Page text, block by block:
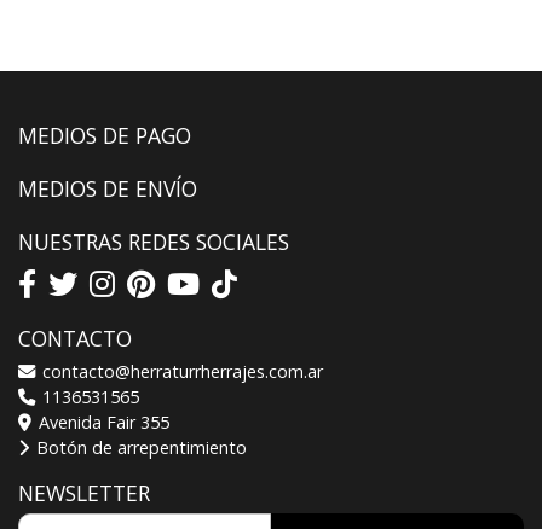
MEDIOS DE PAGO
MEDIOS DE ENVÍO
NUESTRAS REDES SOCIALES
CONTACTO
contacto@herraturrherrajes.com.ar
1136531565
Avenida Fair 355
Botón de arrepentimiento
NEWSLETTER